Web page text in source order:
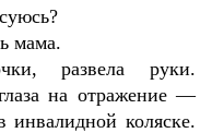
мама.
развела руки.
на отражение —
коляске.